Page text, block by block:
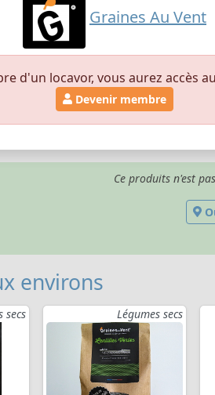
Graines Au Vent
d'un locavor, vous aurez accès
Devenir membre
Ce produits n'est
environs
secs Légumes secs